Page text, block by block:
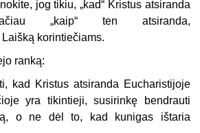
jog tikiu, „kad“ Kristus atsiranda
„kaip“ ten atsiranda,
korintiečiams.
ranką:
kad Kristus atsiranda Eucharistijoje
yra tikintieji, susirinkę bendrauti
o ne dėl to, kad kunigas ištaria